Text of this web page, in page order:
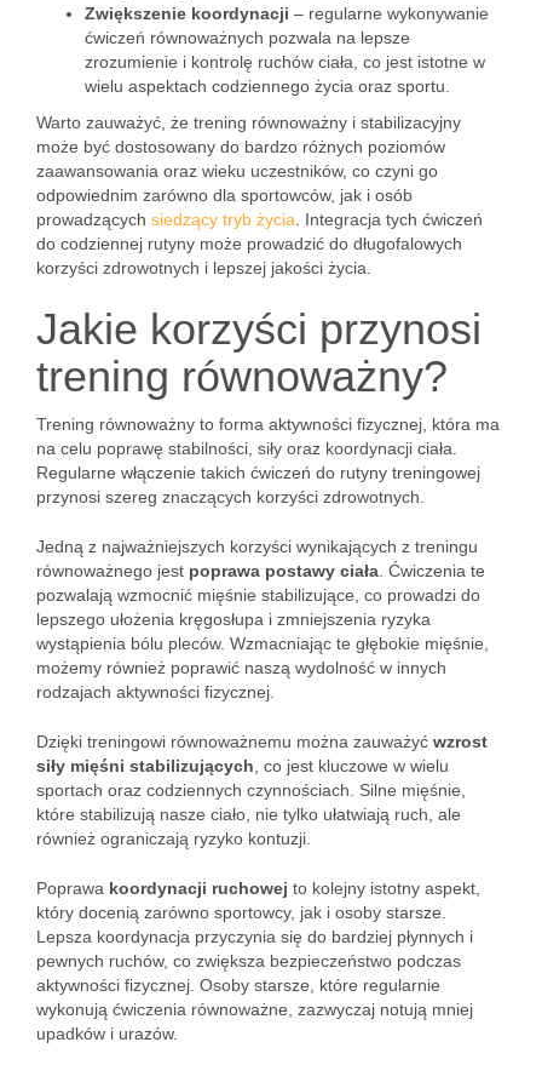
Zwiększenie koordynacji – regularne wykonywanie
ćwiczeń równoważnych pozwala na lepsze
zrozumienie i kontrolę ruchów ciała, co jest istotne w
wielu aspektach codziennego życia oraz sportu.
Warto zauważyć, że trening równoważny i stabilizacyjny
może być dostosowany do bardzo różnych poziomów
zaawansowania oraz wieku uczestników, co czyni go
odpowiednim zarówno dla sportowców, jak i osób
prowadzących siedzący tryb życia . Integracja tych ćwiczeń
do codziennej rutyny może prowadzić do długofalowych
korzyści zdrowotnych i lepszej jakości życia.
Jakie korzyści przynosi
trening równoważny?
Trening równoważny to forma aktywności fizycznej, która ma
na celu poprawę stabilności, siły oraz koordynacji ciała.
Regularne włączenie takich ćwiczeń do rutyny treningowej
przynosi szereg znaczących korzyści zdrowotnych.
Jedną z najważniejszych korzyści wynikających z treningu
równoważnego jest poprawa postawy ciała . Ćwiczenia te
pozwalają wzmocnić mięśnie stabilizujące, co prowadzi do
lepszego ułożenia kręgosłupa i zmniejszenia ryzyka
wystąpienia bólu pleców. Wzmacniając te głębokie mięśnie,
możemy również poprawić naszą wydolność w innych
rodzajach aktywności fizycznej.
Dzięki treningowi równoważnemu można zauważyć wzrost
siły mięśni stabilizujących , co jest kluczowe w wielu
sportach oraz codziennych czynnościach. Silne mięśnie,
które stabilizują nasze ciało, nie tylko ułatwiają ruch, ale
również ograniczają ryzyko kontuzji.
Poprawa koordynacji ruchowej to kolejny istotny aspekt,
który docenią zarówno sportowcy, jak i osoby starsze.
Lepsza koordynacja przyczynia się do bardziej płynnych i
pewnych ruchów, co zwiększa bezpieczeństwo podczas
aktywności fizycznej. Osoby starsze, które regularnie
wykonują ćwiczenia równoważne, zazwyczaj notują mniej
upadków i urazów.